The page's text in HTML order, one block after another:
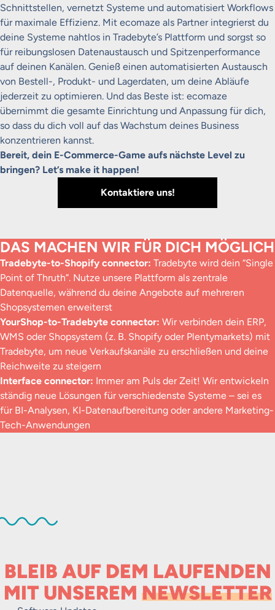
Schnittstellen, vernetzt Systeme und automatisiert Workflows
für maximale Effizienz. Mit ecomaze als Partner integrierst du
deine Systeme nahtlos in Tradebyte’s Plattform und sorgst so
für reibungslosen Datenaustausch und Spitzenperformance
auf deinen Kanälen. Genieß einen automatisierten Austausch
von Bestell-, Produkt- und Lagerdaten, um deine Abläufe
jederzeit zu optimieren. Und das Beste ist: ecomaze
übernimmt die gesamte Einrichtung und Anpassung für dich,
so dass du dich voll auf das Wachstum deines Business
konzentrieren kannst.
Bereit, dein E-Commerce-Game aufs nächste Level zu
bringen? Let’s make it happen!
Kontaktiere uns!
DAS MACHEN WIR FÜR DICH MÖGLICH
Tradebyte-to-Shopify connector: Tradebyte wird dein “Single
Point of Thruth”. Nutze unsere Plattform als zentrale
Datenquelle, während du deine Angebote auf mehreren
Shopsystemen erweiterst
YourShop-to-Tradebyte connector: Wir verbinden dein ERP,
WMS oder Shopsystem (z. B. Shopify oder Plentymarkets) mit
Tradebyte, um neue Verkaufskanäle zu erschließen und deine
Reichweite zu steigern
Interface connector: Immer am Puls der Zeit! Wir entwickeln
ständig neue Lösungen für verschiedenste Systeme – sei es
für BI-Analysen, KI-Datenaufbereitung oder andere Marketing-
Tech-Anwendungen
BLEIB AUF DEM LAUFENDEN
MIT UNSEREM NEWSLETTER